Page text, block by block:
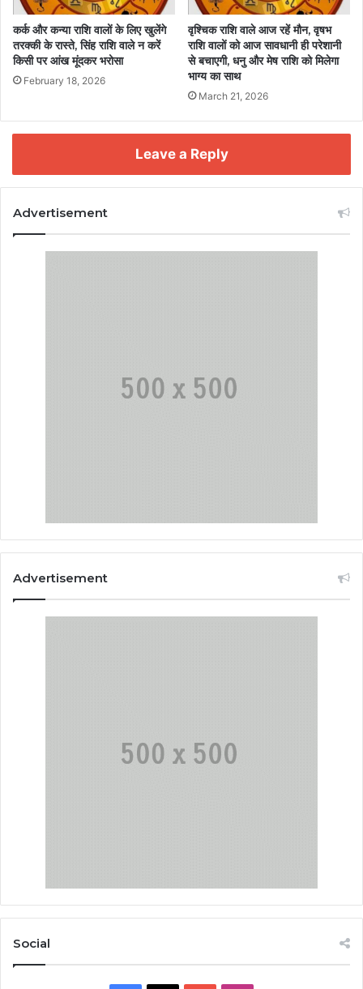
कर्क और कन्या राशि वालों के लिए खुलेंगे
तरक्की के रास्ते, सिंह राशि वाले न करें
किसी पर आंख मूंदकर भरोसा
February 18, 2026
वृश्चिक राशि वाले आज रहें मौन, वृषभ
राशि वालों को आज सावधानी ही परेशानी
से बचाएगी, धनु और मेष राशि को मिलेगा
भाग्य का साथ
March 21, 2026
Leave a Reply
Advertisement
Advertisement
Social